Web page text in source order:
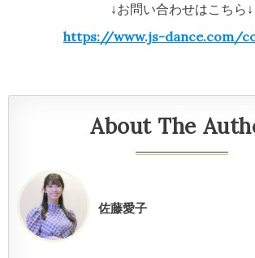
↓お問い合わせはこちら↓
https://www.js-dance.com/
About The
佐藤愛子